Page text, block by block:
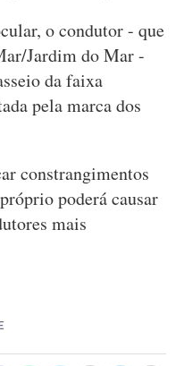
o condutor - que
Jardim do Mar -
da faixa
pela marca dos
constrangimentos
poderá causar
mais